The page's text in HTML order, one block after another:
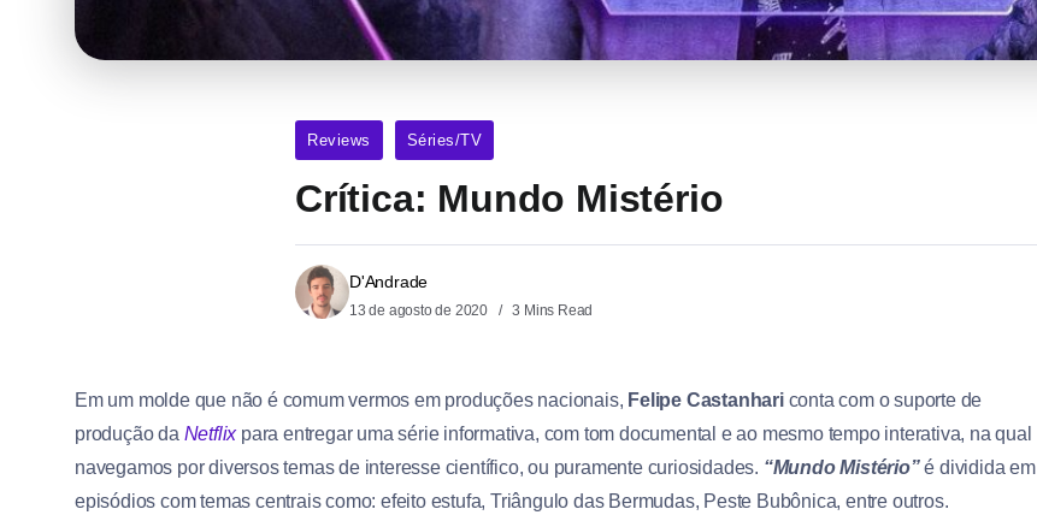
Reviews Séries/TV
Crítica: Mundo Mistério
D'Andrade
13 de agosto de 2020 3 Mins Read
Em um molde que não é comum vermos em produções nacionais, Felipe Castanhariconta com o suporte de
produção da Netflix para entregar uma série informativa, com tom documental e ao mesmo tempo interativa, na qual
navegamos por diversos temas de interesse científico, ou puramente curiosidades. “Mundo Mistério”é dividida em
episódios com temas centrais como: efeito estufa, Triângulo das Bermudas, Peste Bubônica, entre outros.